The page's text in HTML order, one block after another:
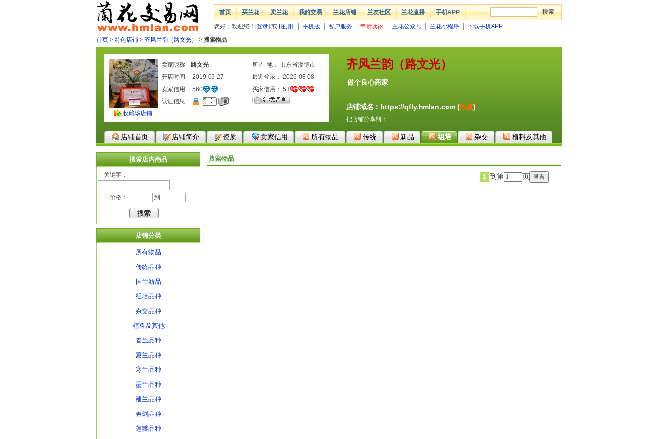
首页 买兰花 卖兰花 我的交易 兰花店铺 兰友社区 兰花直播 手机APP
您好，欢迎您！ [登录] 或 [注册] 手机版 客户服务 申请卖家 兰花公众号 兰花小程序
下载手机APP
首页 > 特色店铺 > 齐风兰韵（路文光） > 搜索物品
齐风兰韵（路文光）
做个良心商家
店铺域名：https://qfly.hmlan.com (收藏)
把店铺分享到：
收藏该店铺
卖家昵称： 路文光
所 在 地： 山东省淄博市
开店时间： 2019-09-27
最近登录： 2026-08-08
卖家信用： 560 买家信用： 53
认证信息：
店铺首页 店铺简介 资质 卖家信用 所有物品 传统 新品 组培 杂交 植料及其他
搜索店内商品
关键字：
价格： 到
店铺分类
所有物品
传统品种
国兰新品
组培品种
杂交品种
植料及其他
春兰品种
蕙兰品种
寒兰品种
墨兰品种
建兰品种
春剑品种
莲瓣品种
搜索物品
1 到第 页